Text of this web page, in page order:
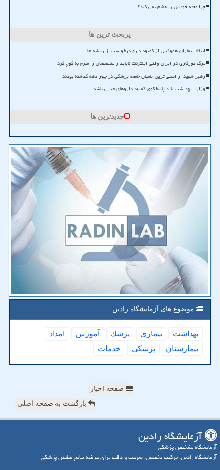
چرا معده خودش را هضم نمی کند؟
پربحث ترین ها
انتقاد بیماران هموفیلی از کمبود دارو درخواست از رسانه ها
مرگ دورکاری در ایران وقتی اینترنت ناپایدار متخصصان را ملزم به کوچ کرد
رهبر شهید از اصلی ترین حامیان جامعه پزشکی در چهار دهه گذشته بودند
وزارت بهداشت باید پاسخگوی کمبود داروهای حیاتی باشد
جدیدترین ها
موضوع های آزمایشگاه رادین
بهداشت بیماری پزشك آموزش
امداد
بیمارستان
پزشكی خدمات
صفحه اخبار
بازگشت به صفحه اصلی
آزمایشگاه رادین
آزمایشگاه تشخیص پزشکی
آزمایشگاه رادین؛ ترکیب تخصص، سرعت و دقت برای عرضه نتایج مطمئن پزشکی